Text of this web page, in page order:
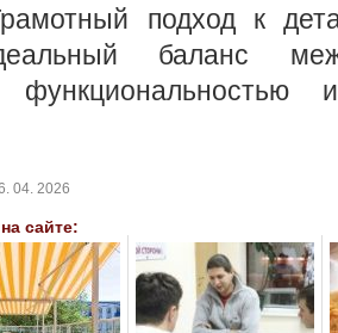
подход к
баланс
04. 2026
сайте: